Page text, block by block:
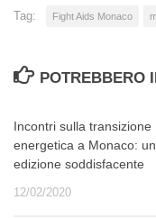
Tag: Fight Aids Monaco
POTREBBERO
Incontri sulla transizione
energetica a Monaco:
edizione soddisfacente
12/02/2020